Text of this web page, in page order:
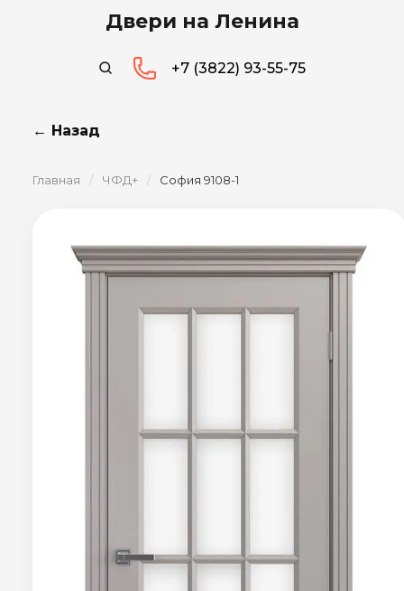
Двери на Ленина
+7 (3822) 93-55-75
← Назад
Главная / ЧФД+ / София 9108-1